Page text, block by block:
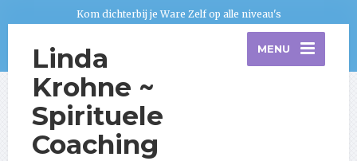
Kom dichterbij je Ware Zelf op alle niveau's
Linda
Krohne ~
Spirituele
Coaching
MENU